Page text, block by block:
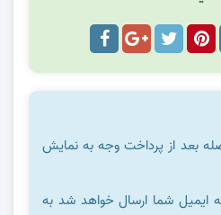
بعد از پرداخت وجه به نمایش
ایمیل شما ارسال خواهد شد به